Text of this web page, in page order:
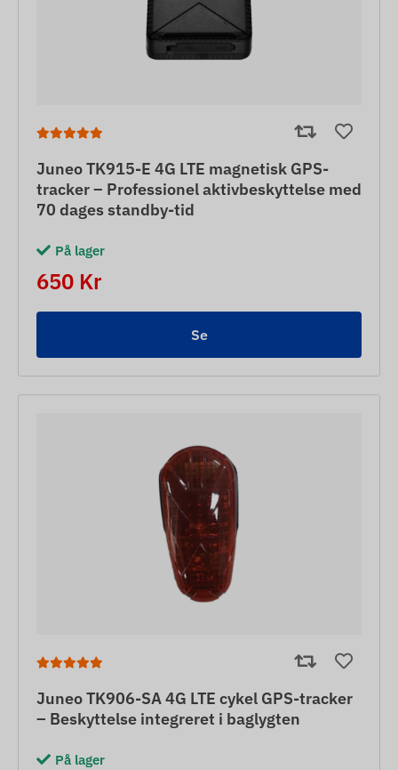
Juneo TK915-E 4G LTE magnetisk GPS-
tracker – Professionel aktivbeskyttelse med
70 dages standby-tid
På lager
650 Kr
Se
Juneo TK906-SA 4G LTE cykel GPS-tracker
– Beskyttelse integreret i baglygten
På lager